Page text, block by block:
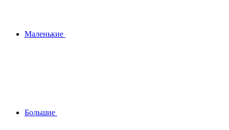
Маленькие
Большие